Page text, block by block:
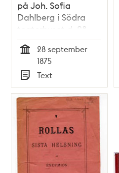
på Joh. Sofia
Dahlberg i Södra
teaterhuset d. 28
sept. 1875 : Jemte
hennes
lefnadsteckn. och
portr.
28 september
1875
Typ
Text